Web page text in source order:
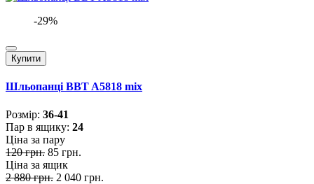
-29%
Купити
Шльопанці BBT A5818 mix
Розмiр: 36-41
Пар в ящику: 24
Ціна за пару
120 грн. 85 грн.
Ціна за ящик
2 880 грн. 2 040 грн.